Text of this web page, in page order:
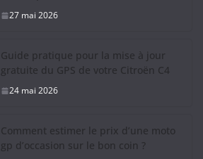
27 mai 2026
Guide pratique pour la mise à jour
gratuite du GPS de votre Citroën C4
24 mai 2026
Comment estimer le prix d’une moto
gp d’occasion sur le bon coin ?